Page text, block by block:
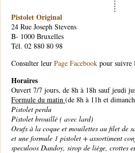
Pistolet Original
24 Rue Joseph Stevens
B- 1000 Bruxelles
Tél. 02 880 80 98
Consulter leur Page Facebook pour suivre
Horaires
Ouvert 7/7 jours, de 8h à 18h sauf jeudi
Formule du matin (de 8h à 11h et
Pistolet perdu
Pistolet brouillé ( avec lard)
Oeufs à la coque et mouilettes au filet de
et une formule 1 pistolet + assortiment
speculoos Dandoy, sirop de liège, crottes